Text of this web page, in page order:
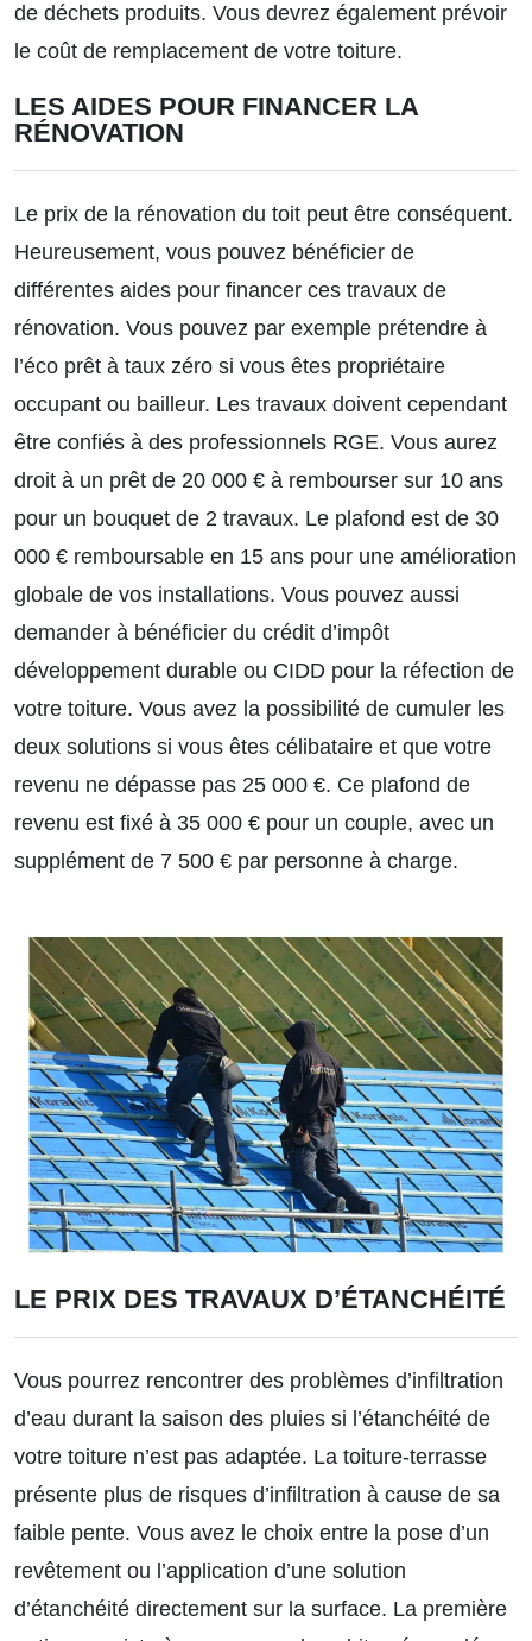
de déchets produits. Vous devrez également prévoir
le coût de remplacement de votre toiture.
LES AIDES POUR FINANCER LA
RÉNOVATION
Le prix de la rénovation du toit peut être conséquent.
Heureusement, vous pouvez bénéficier de
différentes aides pour financer ces travaux de
rénovation. Vous pouvez par exemple prétendre à
l’éco prêt à taux zéro si vous êtes propriétaire
occupant ou bailleur. Les travaux doivent cependant
être confiés à des professionnels RGE. Vous aurez
droit à un prêt de 20 000 € à rembourser sur 10 ans
pour un bouquet de 2 travaux. Le plafond est de 30
000 € remboursable en 15 ans pour une amélioration
globale de vos installations. Vous pouvez aussi
demander à bénéficier du crédit d’impôt
développement durable ou CIDD pour la réfection de
votre toiture. Vous avez la possibilité de cumuler les
deux solutions si vous êtes célibataire et que votre
revenu ne dépasse pas 25 000 €. Ce plafond de
revenu est fixé à 35 000 € pour un couple, avec un
supplément de 7 500 € par personne à charge.
LE PRIX DES TRAVAUX D’ÉTANCHÉITÉ
Vous pourrez rencontrer des problèmes d’infiltration
d’eau durant la saison des pluies si l’étanchéité de
votre toiture n’est pas adaptée. La toiture-terrasse
présente plus de risques d’infiltration à cause de sa
faible pente. Vous avez le choix entre la pose d’un
revêtement ou l’application d’une solution
d’étanchéité directement sur la surface. La première